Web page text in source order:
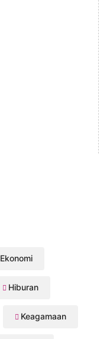
Ekonomi
Hiburan
Keagamaan